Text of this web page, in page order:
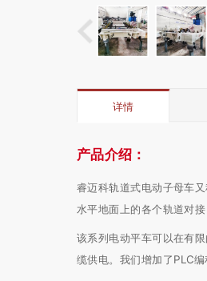
详情
产品介绍：
睿迈科轨道式电动子母车
水平地面上的各个轨道对
该系列电动平车可以在有
缆供电。我们增加了PLC